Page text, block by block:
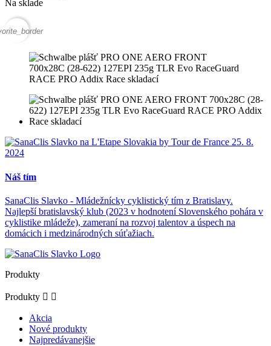
Na sklade
Náš tím
SanaClis Slavko - Mládežnícky cyklistický tím z Bratislavy.
Najlepší bratislavský klub (2023 v hodnotení Slovenského pohára v
cyklistike mládeže), zameraní na rozvoj talentov a úspech na
domácich i medzinárodných súťažiach.
Produkty
Produkty  
Akcia
Nové produkty
Najpredávanejšie